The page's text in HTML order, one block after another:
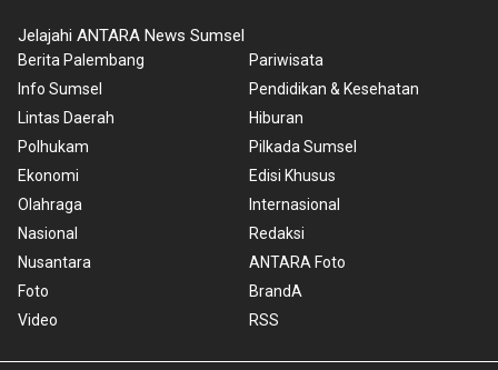
Jelajahi ANTARA News Sumsel
Berita Palembang
Info Sumsel
Lintas Daerah
Polhukam
Ekonomi
Olahraga
Nasional
Nusantara
Foto
Video
Pariwisata
Pendidikan & Kesehatan
Hiburan
Pilkada Sumsel
Edisi Khusus
Internasional
Redaksi
ANTARA Foto
BrandA
RSS